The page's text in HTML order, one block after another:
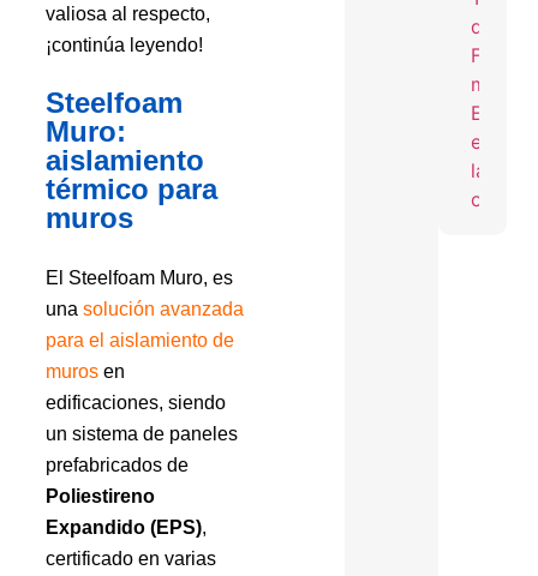
valiosa al respecto,
¡continúa leyendo!
Steelfoam
Muro:
aislamiento
térmico para
muros
El Steelfoam Muro, es
una solución avanzada
para el aislamiento de
murosen
edificaciones, siendo
un sistema de paneles
prefabricados de
Poliestireno
Expandido (EPS),
certificado en varias